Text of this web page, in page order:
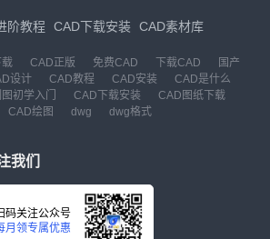
阶教程 CAD下载安装 CAD素材库
CAD正版 免费CAD 下载CAD
国产
设计 CAD教程 CAD安装
CAD是什么
初学入门 CAD下载安装
CAD图纸下载
CAD绘图 dwg dwg格式
我们
码关注公众号
月领专属优惠